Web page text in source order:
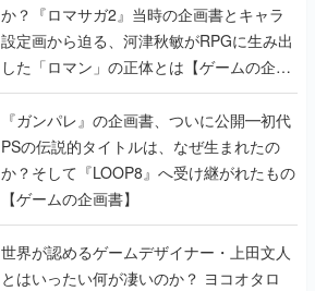
か？『ロマサガ2』当時の企画書とキャラ
設定画から迫る、河津秋敏がRPGに生み出
した「ロマン」の正体とは【ゲームの企画
書】
『ガンパレ』の企画書、ついに公開━初代
PSの伝説的タイトルは、なぜ生まれたの
か？そして『LOOP8』へ受け継がれたもの
【ゲームの企画書】
世界が認めるゲームデザイナー・上田文人
とはいったい何が凄いのか？ ヨコオタロ